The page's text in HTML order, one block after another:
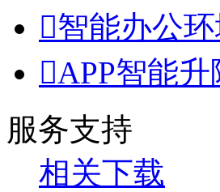
智能办公
APP智能升
服务支持
相关下载